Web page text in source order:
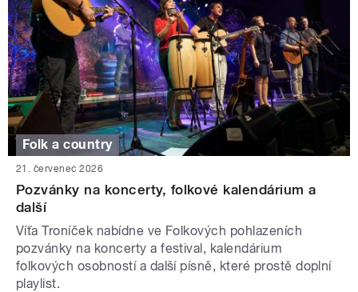
Folk a country
21. červenec 2026
Pozvánky na koncerty, folkové kalendárium a
další
Víťa Troníček nabídne ve Folkových pohlazeních
pozvánky na koncerty a festival, kalendárium
folkových osobností a další písně, které prostě doplní
playlist.